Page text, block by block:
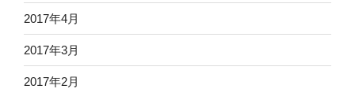
2017年4月
2017年3月
2017年2月